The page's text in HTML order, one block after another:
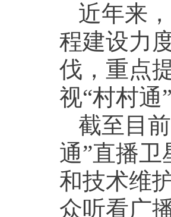
近年来
程建设力
伐，重点
视“村村通
截至目
通”直播卫
和技术维
众听看广